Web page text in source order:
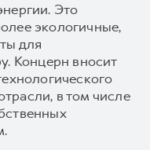
Это
экологичные,
для
Концерн вносит
в том числе